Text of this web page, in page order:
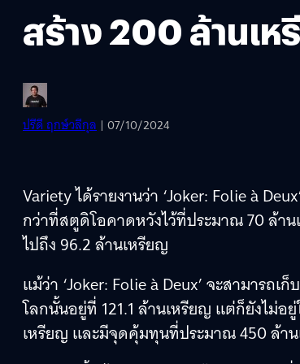
สร้าง 200 ล้านเ
ปรีดี ฤกษ์วลีกุล | 07/10/2024
Variety ได้รายงานว่า ‘Joker: Folie à
กว่าที่สตูดิโอคาดหวังไว้ที่ประมาณ 70 ล้า
ไปถึง 96.2 ล้านเหรียญ
แม้ว่า ‘Joker: Folie à Deux’ จะสามารถ
โลกนั้นอยู่ที่ 121.1 ล้านเหรียญ แต่ก็ยังไม่
เหรียญ และมีจุดคุ้มทุนที่ประมาณ 450 ล้า